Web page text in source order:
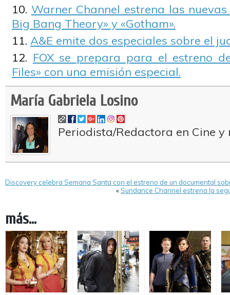
Warner Channel estrena las
Big Bang Theory» y «Gotham».
A&E emite dos especiales sobre el
FOX se prepara para el estreno
Files» con una emisión especial.
María Gabriela Losino
Periodista/Redactora en Cine y
Discovery celebra Semana Santa con el estreno de un documental
«Sundance Channel estrena la
más...